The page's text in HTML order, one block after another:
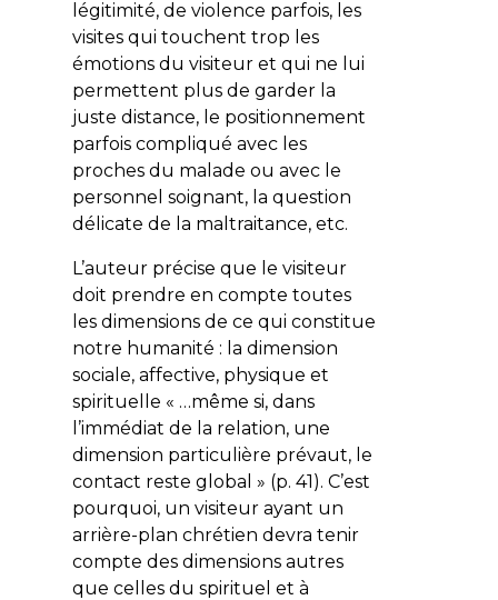
légitimité, de violence parfois, les
visites qui touchent trop les
émotions du visiteur et qui ne lui
permettent plus de garder la
juste distance, le positionnement
parfois compliqué avec les
proches du malade ou avec le
personnel soignant, la question
délicate de la maltraitance, etc.
L’auteur précise que le visiteur
doit prendre en compte toutes
les dimensions de ce qui constitue
notre humanité : la dimension
sociale, affective, physique et
spirituelle « …même si, dans
l’immédiat de la relation, une
dimension particulière prévaut, le
contact reste global » (p. 41). C’est
pourquoi, un visiteur ayant un
arrière-plan chrétien devra tenir
compte des dimensions autres
que celles du spirituel et à